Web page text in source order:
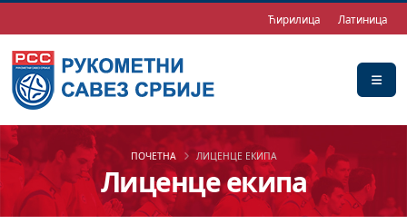
Ћирилица Латиница
Лиценце екипа
ПОЧЕТНА ЛИЦЕНЦЕ ЕКИПА